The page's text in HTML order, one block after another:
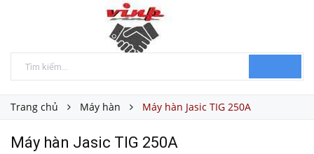
Trang chủ Máy hàn Máy hàn Jasic TIG 250A
Máy hàn Jasic TIG 250A